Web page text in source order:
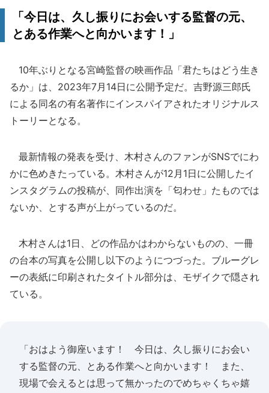
「今日は、久し振りにお会いする監督の元、
とある作業へと向かいます！」
10年ぶりとなる宮崎監督の映画作品「君たちはどう生き
るか」は、2023年7月14日に公開予定だ。吉野源三郎氏
による同名の有名著作にインスパイアされたオリジナルス
トーリーとなる。
最新情報の発表を受け、木村さんのファンがSNSでにわ
かに色めきたっている。木村さんが12月1日に公開したイ
ンスタグラムの投稿が、同作出演を「匂わせ」たものでは
ないか、とする声が上がっているのだ。
木村さんは1日、どの作品かはわからないものの、一冊
の台本の写真を公開し以下のようにつづった。ブルーグレ
ーの表紙に印刷されたタイトル部分は、モザイクで隠され
ている。
「おはよう御座います！ 今日は、久し振りにお会い
する監督の元、とある作業へと向かいます！ また、
現場で会えるとは思って無かったのでめちゃくちゃ嬉